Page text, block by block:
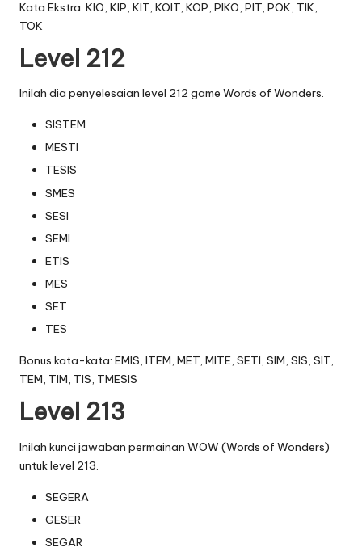
Kata Ekstra: KIO, KIP, KIT, KOIT, KOP, PIKO, PIT, POK, TIK,
TOK
Level 212
Inilah dia penyelesaian level 212 game Words of Wonders.
SISTEM
MESTI
TESIS
SMES
SESI
SEMI
ETIS
MES
SET
TES
Bonus kata-kata: EMIS, ITEM, MET, MITE, SETI, SIM, SIS, SIT,
TEM, TIM, TIS, TMESIS
Level 213
Inilah kunci jawaban permainan WOW (Words of Wonders)
untuk level 213.
SEGERA
GESER
SEGAR